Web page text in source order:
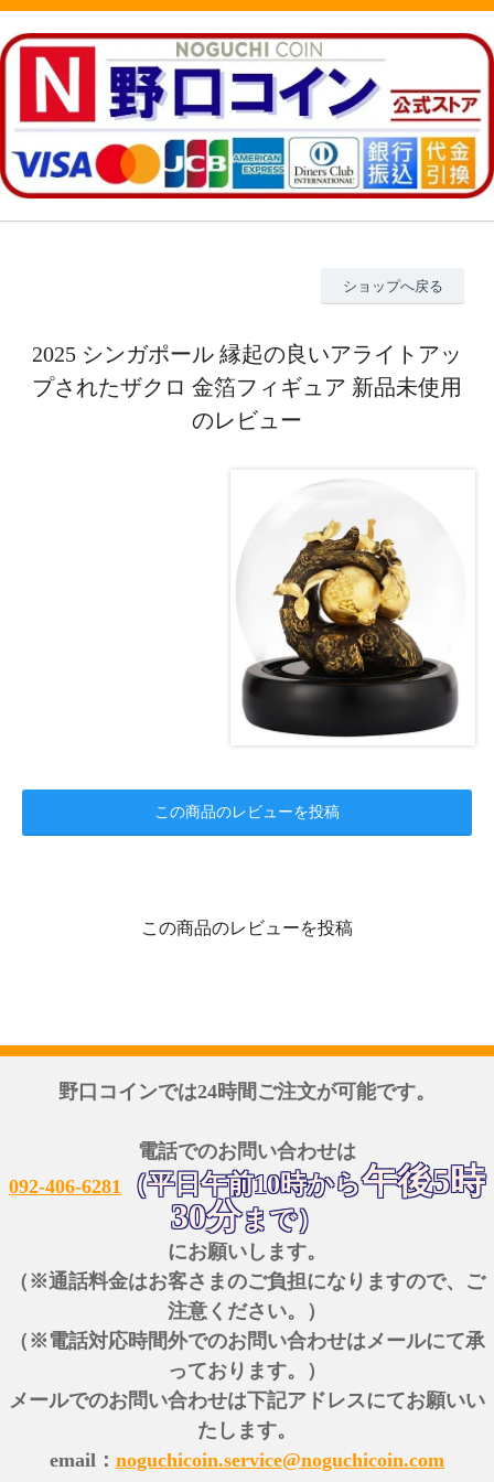
ショップへ戻る
2025 シンガポール 縁起の良いアライトアッ
プされたザクロ 金箔フィギュア 新品未使用
のレビュー
この商品のレビューを投稿
この商品のレビューを投稿
野口コインでは24時間ご注文が可能です。
電話でのお問い合わせは
092-406-6281
（平日午前10時から午後5時
30分まで）
にお願いします。
（※通話料金はお客さまのご負担になりますので、ご
注意ください。）
（※電話対応時間外でのお問い合わせはメールにて承
っております。）
メールでのお問い合わせは下記アドレスにてお願いい
たします。
email： noguchicoin.service@noguchicoin.com